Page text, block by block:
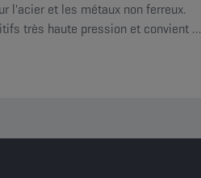
l'acier et les métaux non ferreux.
très haute pression et convient au